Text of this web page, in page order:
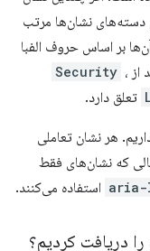
دسته‌های نشان‌ها مرتب
بر اساس حروف الفبا
از
Security ،
تعلق دارد.
هر نشان تعاملی
که نشان‌های فقط
aria- استفاده می‌کنند.
دریافت کردیم؟